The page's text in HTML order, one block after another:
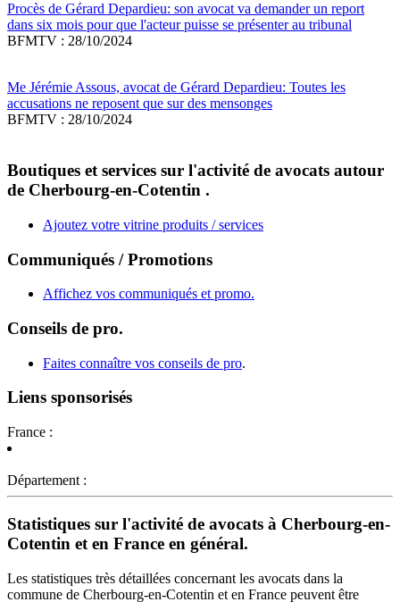
Procès de Gérard Depardieu: son avocat va demander un report
dans six mois pour que l'acteur puisse se présenter au tribunal
BFMTV : 28/10/2024
Me Jérémie Assous, avocat de Gérard Depardieu: Toutes les
accusations ne reposent que sur des mensonges
BFMTV : 28/10/2024
Boutiques et services sur l'activité de avocats autour
de Cherbourg-en-Cotentin .
Ajoutez votre vitrine produits / services
Communiqués / Promotions
Affichez vos communiqués et promo.
Conseils de pro.
Faites connaître vos conseils de pro.
Liens sponsorisés
France :
Département :
Statistiques sur l'activité de avocats à Cherbourg-en-
Cotentin et en France en général.
Les statistiques très détaillées concernant les avocats dans la
commune de Cherbourg-en-Cotentin et en France peuvent être